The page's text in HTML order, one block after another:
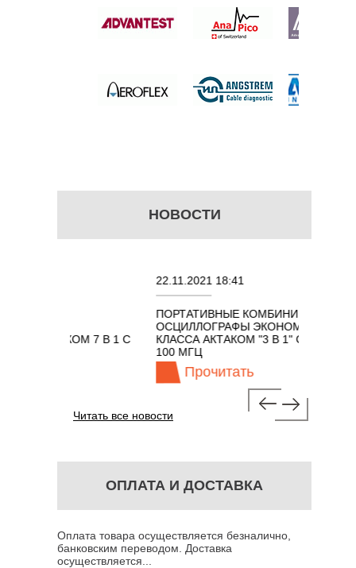
НОВОСТИ
7 В 1 С
22.11.2021 18:41
ПОРТАТИВНЫЕ КОМБИНИРОВАННЫЕ
ОСЦИЛЛОГРАФЫ ЭКОНОМНОГО
КЛАССА АКТАКОМ "3 В 1" С ПОЛОСОЙ
100 МГЦ
Прочитать
Читать все новости
ОПЛАТА И ДОСТАВКА
Оплата товара осуществляется безналично,
банковским переводом. Доставка
осуществляется...